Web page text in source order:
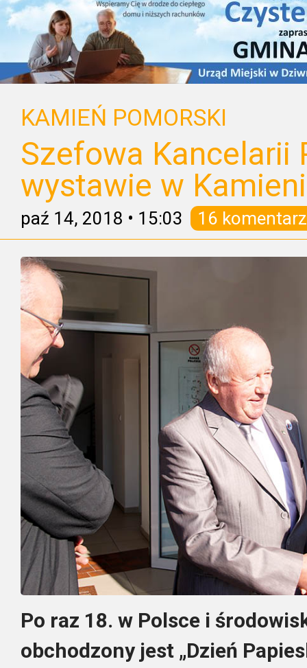
KAMIEŃ POMORSKI
Szefowa Kancelarii
wystawie w
paź 14, 2018 • 15:03 16
Po raz 18. w Polsce i
obchodzony jest „Dzień